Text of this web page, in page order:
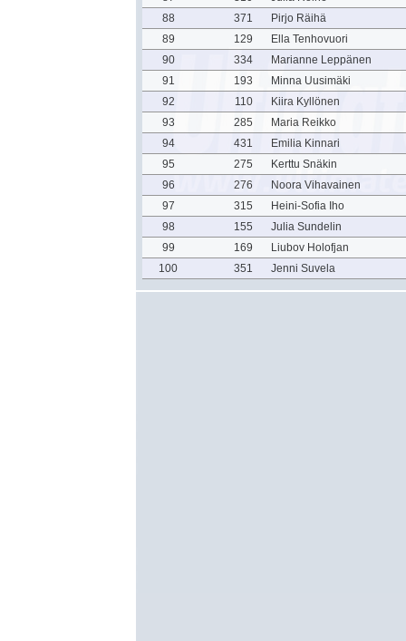
88
371
Pirjo Räihä
89
129
Ella Tenhovuori
90
334
Marianne Leppänen
91
193
Minna Uusimäki
92
110
Kiira Kyllönen
93
285
Maria Reikko
94
431
Emilia Kinnari
95
275
Kerttu Snäkin
96
276
Noora Vihavainen
97
315
Heini-Sofia Iho
98
155
Julia Sundelin
99
169
Liubov Holofjan
100
351 Jenni Suvela